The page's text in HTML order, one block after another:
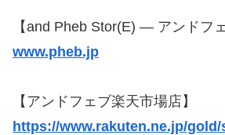
【and Pheb Stor(E) — アンドフ
www.pheb.jp
【アンドフェブ楽天市場店】
https://www.rakuten.ne.jp/gold/